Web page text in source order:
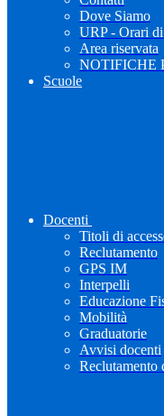
Dove Siamo
URP - Orari
Area riservata
NOTIFICHE
Scuole
Docenti
Titoli di
Reclutamento
GPS IM
Interpelli
Educazione
Mobilità
Graduatorie
Avvisi docenti
Reclutamento